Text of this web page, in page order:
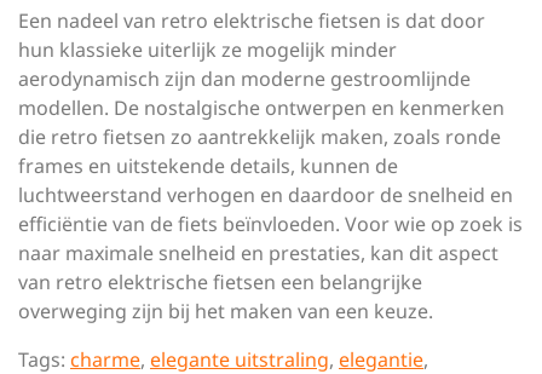
Een nadeel van retro elektrische fietsen is dat door
hun klassieke uiterlijk ze mogelijk minder
aerodynamisch zijn dan moderne gestroomlijnde
modellen. De nostalgische ontwerpen en kenmerken
die retro fietsen zo aantrekkelijk maken, zoals ronde
frames en uitstekende details, kunnen de
luchtweerstand verhogen en daardoor de snelheid en
efficiëntie van de fiets beïnvloeden. Voor wie op zoek is
naar maximale snelheid en prestaties, kan dit aspect
van retro elektrische fietsen een belangrijke
overweging zijn bij het maken van een keuze.
Tags: charme, elegante uitstraling, elegantie,